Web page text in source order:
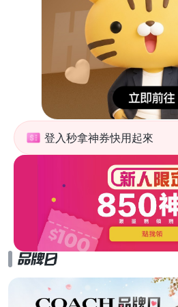
登入秒拿神券快用起來